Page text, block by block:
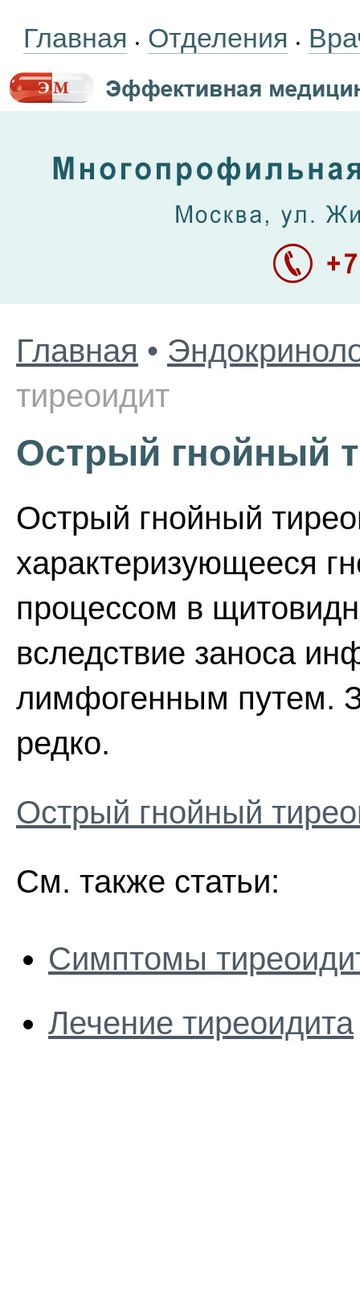
Главная • Отделения •
Главная •
тиреоидит
Острый гнойный
Острый гнойный
характеризующееся
процессом в
вследствие заноса
лимфогенным путем.
редко.
Острый гнойный
См. также статьи:
Симптомы
Лечение тиреоидита